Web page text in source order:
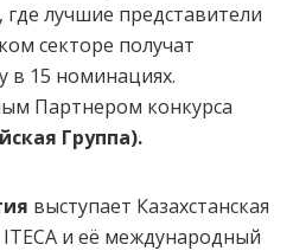
лучшие представители
секторе получат
в 15 номинациях.
Партнером конкурса
Группа).
выступает Казахстанская
и её международный